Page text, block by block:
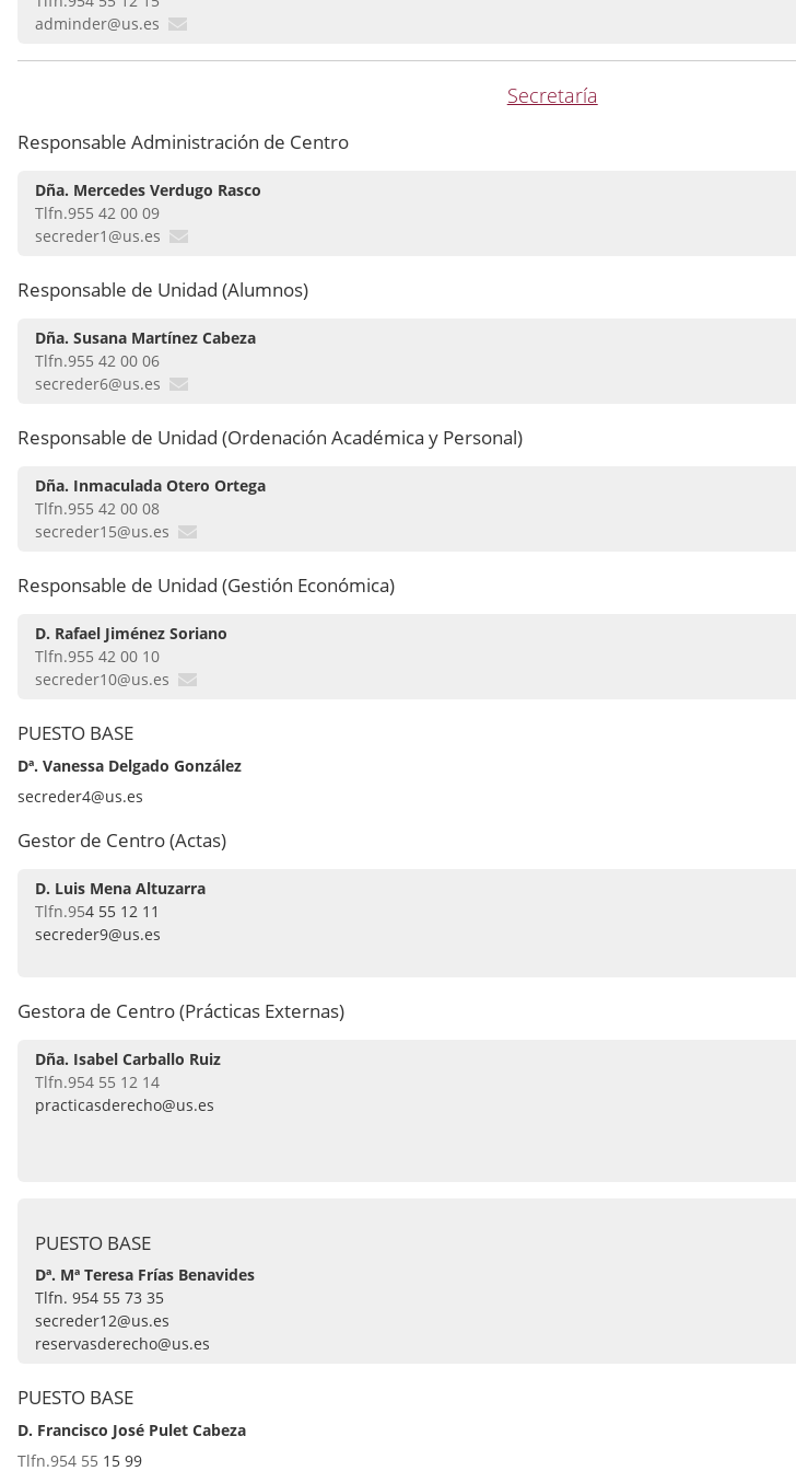
adminder@us.es
Secretaría
Responsable Administración de Centro
Dña. Mercedes Verdugo Rasco
Tlfn.955 42 00 09
secreder1@us.es
Responsable de Unidad (Alumnos)
Dña. Susana Martínez Cabeza
Tlfn.955 42 00 06
secreder6@us.es
Responsable de Unidad (Ordenación Académica y Personal)
Dña. Inmaculada Otero Ortega
Tlfn.955 42 00 08
secreder15@us.es
Responsable de Unidad (Gestión Económica)
D. Rafael Jiménez Soriano
Tlfn.955 42 00 10
secreder10@us.es
PUESTO BASE
Dª. Vanessa Delgado González
secreder4@us.es
Gestor de Centro (Actas)
D. Luis Mena Altuzarra
Tlfn.954 55 12 11
secreder9@us.es
Gestora de Centro (Prácticas Externas)
Dña. Isabel Carballo Ruiz
Tlfn.954 55 12 14
practicasderecho@us.es
PUESTO BASE
Dª. Mª Teresa Frías Benavides
Tlfn. 954 55 73 35
secreder12@us.es
reservasderecho@us.es
PUESTO BASE
D. Francisco José Pulet Cabeza
Tlfn.954 55 15 99